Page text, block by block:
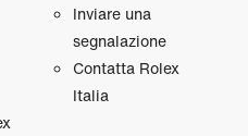
Inviare una
segnalazione
Contatta Rolex
Italia